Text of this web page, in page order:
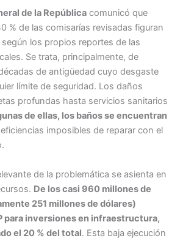
de la República comunicó que
% de las comisarías revisadas figuran
los propios reportes de las
Se trata, principalmente, de
de antigüedad cuyo desgaste
límite de seguridad. Los daños
profundas hasta servicios sanitarios
de ellas, los baños se encuentran
imposibles de reparar con el
de la problemática se asienta en
De los casi 960 millones de
251 millones de dólares)
para inversiones en infraestructura,
el 20 % del total. Esta baja ejecución